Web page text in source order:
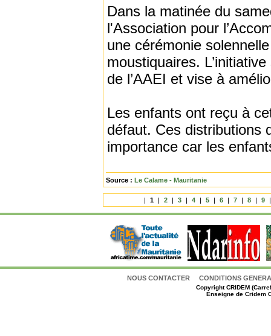
Dans la matinée du
l'Association pour
une cérémonie
moustiquaires.
de l’AAEI et vise à
Les enfants ont reçu à
défaut. Ces distributions
importance car les
Source : Le Calame - Mauritanie
| 1 | 2 | 3 | 4 | 5 | 6 | 7 | 8 | 9
NOUS CONTACTER CONDITIONS
CopyrightCRIDEM
Enseigne de Cridem